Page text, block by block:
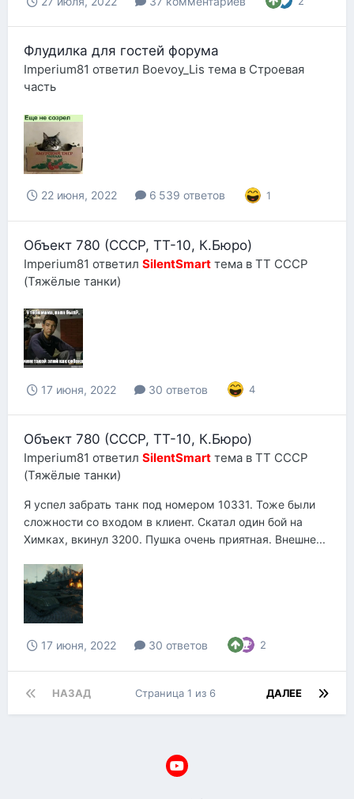
Флудилка для гостей форума
Imperium81 ответил Boevoy_Lis тема в Строевая
часть
22 июня, 2022 6 539 ответов 1
Объект 780 (СССР, ТТ-10, К.Бюро)
Imperium81 ответил SilentSmart тема в ТТ СССР
(Тяжёлые танки)
17 июня, 2022 30 ответов 4
Объект 780 (СССР, ТТ-10, К.Бюро)
Imperium81 ответил SilentSmart тема в ТТ СССР
(Тяжёлые танки)
Я успел забрать танк под номером 10331. Тоже были
сложности со входом в клиент. Скатал один бой на
Химках, вкинул 3200. Пушка очень приятная. Внешне...
17 июня, 2022 30 ответов 2
НАЗАД ДАЛЕЕ
Страница 1 из 6